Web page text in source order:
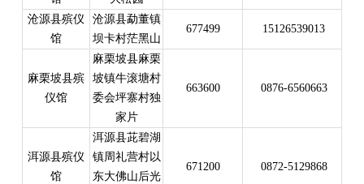
沧源县殡仪
馆
沧源县勐董镇
坝卡村茫黑山
677499 15126539013
麻栗坡县殡
仪馆
麻栗坡县麻栗
坡镇牛滚塘村
委会坪寨村独
家片
663600 0876-6560663
洱源县殡仪
馆
洱源县茈碧湖
镇周礼营村以
东大佛山后光
671200 0872-5129868